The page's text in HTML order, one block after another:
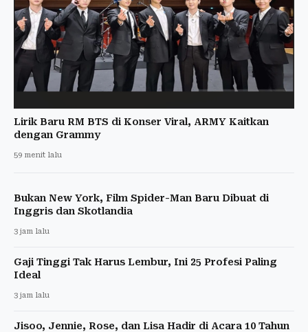
Lirik Baru RM BTS di Konser Viral, ARMY Kaitkan
dengan Grammy
59 menit lalu
Bukan New York, Film Spider-Man Baru Dibuat di
Inggris dan Skotlandia
3 jam lalu
Gaji Tinggi Tak Harus Lembur, Ini 25 Profesi Paling
Ideal
3 jam lalu
Jisoo, Jennie, Rose, dan Lisa Hadir di Acara 10 Tahun